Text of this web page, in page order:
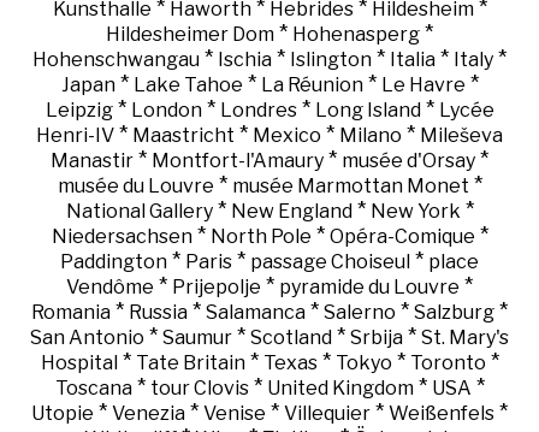
Kunsthalle * Haworth* Hebrides* Hildesheim*
Hildesheimer Dom * Hohenasperg *
Hohenschwangau * Ischia * Islington * Italia * Italy *
Japan* Lake Tahoe * La Réunion* Le Havre *
Leipzig* London* Londres* Long Island* Lycée
Henri-IV * Maastricht * Mexico * Milano * Mileševa
Manastir * Montfort-l'Amaury * musée d'Orsay *
musée du Louvre * musée Marmottan Monet *
National Gallery* New England* New York *
Niedersachsen* North Pole * Opéra-Comique *
Paddington * Paris * passage Choiseul * place
Vendôme * Prijepolje * pyramide du Louvre *
Romania * Russia * Salamanca * Salerno * Salzburg *
San Antonio * Saumur * Scotland * Srbija * St. Mary's
Hospital* Tate Britain* Texas* Tokyo * Toronto *
Toscana* tour Clovis* United Kingdom* USA *
Utopie * Venezia * Venise * Villequier * Weißenfels *